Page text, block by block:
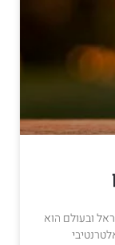
ובעולם הוא